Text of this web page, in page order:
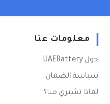
معلومات عنا
حول UAEBattery
سياسة الضمان
لماذا تشتري منا؟